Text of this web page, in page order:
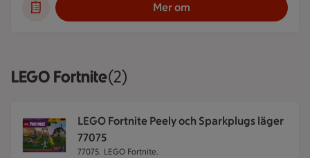
Mer om
LEGO FortniteVisar 2 stycken
(2)
LEGO Fortnite Peely och Sparkplugs läger
77075
77075. LEGO Fortnite.